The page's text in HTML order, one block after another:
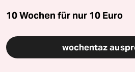
10 Wochen für nur 10 Euro
wochentaz